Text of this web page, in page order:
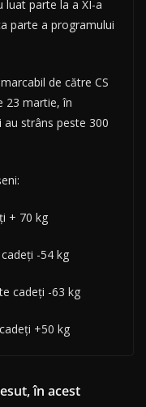
luat parte la a XI-a
parte a programului
de către CS
23 martie, în
strâns peste 300
+ 70 kg
-54 kg
cadeți -63 kg
+50 kg
în acest